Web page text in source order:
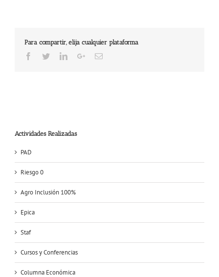
Para compartir, elija cualquier plataforma
Facebook
TwitterLinkedInGoogle+Email
Actividades Realizadas
PAD
Riesgo 0
Agro Inclusión 100%
Epica
Staf
Cursos y Conferencias
Columna Económica